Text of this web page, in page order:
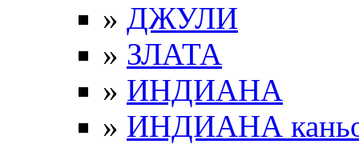
» ДЖУЛИ
» ЗЛАТА
» ИНДИАНА
» ИНДИАНА